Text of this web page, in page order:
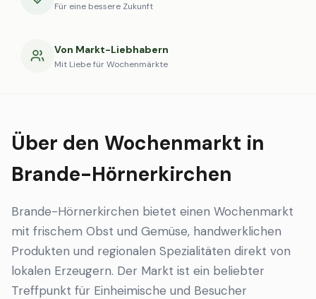
Für eine bessere Zukunft
Von Markt-Liebhabern
Mit Liebe für Wochenmärkte
Über den Wochenmarkt in
Brande-Hörnerkirchen
Brande-Hörnerkirchen bietet einen Wochenmarkt
mit frischem Obst und Gemüse, handwerklichen
Produkten und regionalen Spezialitäten direkt von
lokalen Erzeugern. Der Markt ist ein beliebter
Treffpunkt für Einheimische und Besucher